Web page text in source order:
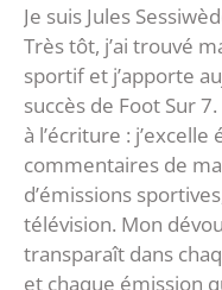
Je suis Jules
Très tôt, j’ai trouvé
sportif et j’apporte
succès de Foot Sur
à l’écriture :
commentaires de
d’émissions
télévision. Mon
transparaît dans
et chaque émission